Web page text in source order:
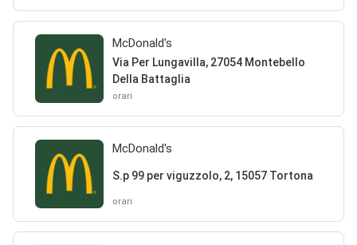
McDonald's
Via Per Lungavilla, 27054 Montebello
Della Battaglia
orari
McDonald's
S.p 99 per viguzzolo, 2, 15057 Tortona
orari